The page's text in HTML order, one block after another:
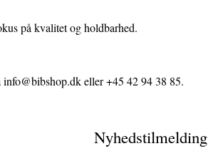
på kvalitet og holdbarhed.
eller +45 42 94 38 85.
Nyhedstilmelding